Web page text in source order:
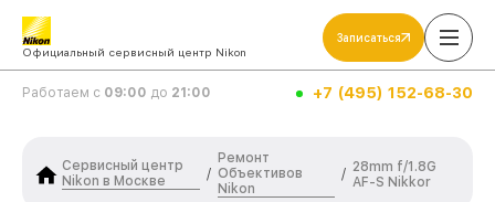
Официальный сервисный центр Nikon
Записаться
Работаем с 09:00 до 21:00 +7 (495) 152-68-30
Сервисный центр
Nikon в Москве
/
Ремонт
Объективов
Nikon
/ 28mm f/1.8G
AF-S Nikkor